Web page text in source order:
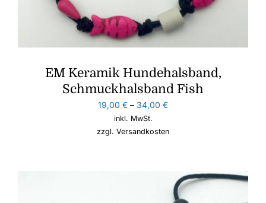
EM Keramik Hundehalsband,
Schmuckhalsband Fish
19,00 € – 34,00 €
inkl. MwSt.
zzgl. Versandkosten